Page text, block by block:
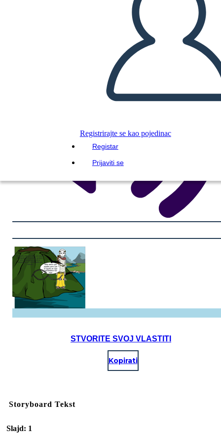
Registrirajte se kao pojedinac
Registar
Prijaviti se
REPRODUCIRAJ DIJAPROJEKCIJU
ČITAJ MI
STVORITE SVOJ VLASTITI
Kopirati
Storyboard Tekst
Slajd: 1